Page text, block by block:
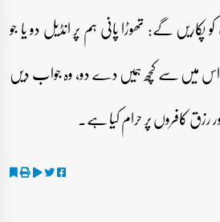
پکاریں گے: تھوڑا پانی ہم پر انڈیل دو یا جو
میں سے کچھ ہمیں دے دو، وہ جواب دیں
کافروں پر حرام کیا ہے۔